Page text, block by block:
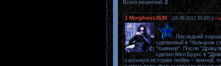
Всего рецензий: 2
1 Morpheus3530 (28.09.2012 20:42) [
Последний
сделанный в "большом
"Хаммер". После
сделал Мел Брукс в
салонную историю любви – земной,